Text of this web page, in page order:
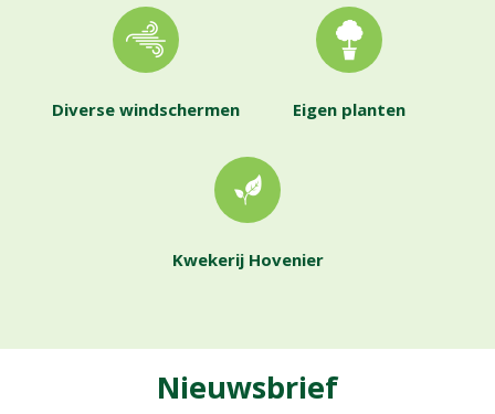
Diverse windschermen Eigen planten
Kwekerij Hovenier
Nieuwsbrief